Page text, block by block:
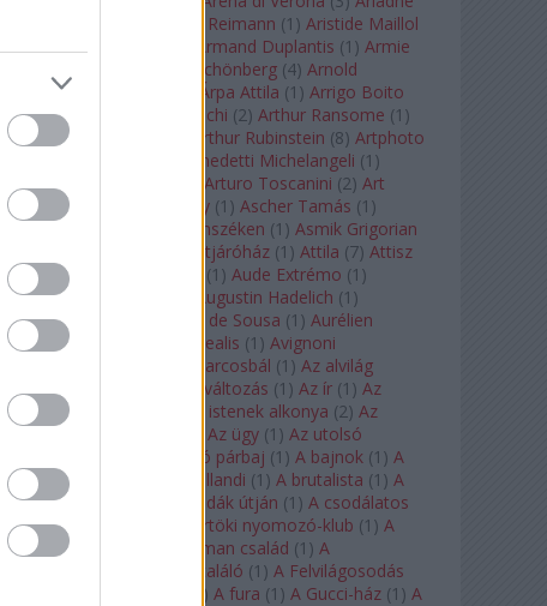
Aribert Reimann (1 ) Aristide Maillol
(3) Arleen Auger Armand Duplantis (1 ) Armie
Arnold Schönberg (4) Arnold
Schwarzenegger
Árpa Attila (1 ) Arrigo Boito
(2) Artemisia Gentileschi (2) Arthur Ransome (1 )
Arthur Rimbaud
Arthur Rubinstein (8) Artphoto
Arturo Benedetti Michelangeli (1 )
Arturo Di Modica
Arturo Toscanini (2) Art
Garfunkel
Art Shay (1 ) Ascher Tamás (1 )
Ascher Tamás Háromszéken (1 ) Asmik Grigorian
Átjáróház (1 ) Attila (7) Attisz
Aubrey Beardsley (1 ) Aude Extrémo (1 )
Audrey Hepburn
Augustin Hadelich (1 )
Aurelianus
Aurelia de Sousa (1 ) Aurélien
Pascal
Aurora borealis (1 ) Avignoni
Az álarcosbál (1 ) Az alvilág
professzora
Az átváltozás (1 ) Az ír (1 ) Az
isenheimi oltár
Az istenek alkonya (2) Az
olvasás éjszakája
Az ügy (1 ) Az utolsó
Az utolsó párbaj (1 ) A bajnok (1 ) A
bálna
A bolygó hollandi (1 ) A brutalista (1 ) A
Chorus Line
A csodák útján (1 ) A csodálatos
mandarin
A csütörtöki nyomozó-klub (1 ) A
doktor úr
A Fabelman család (1 ) A
A feltaláló (1 ) A Felvilágosodás
) A fura (1 ) A Gucci-ház (1 ) A